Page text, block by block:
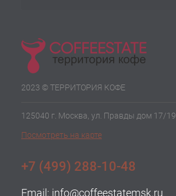
2023 © ТЕРРИТОРИЯ КОФЕ
125040 г. Москва, ул. Правды дом 17/19
Посмотреть на карте
+7 (499) 288-10-48
Email: info@coffeestatemsk.ru